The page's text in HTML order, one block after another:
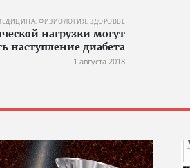
ФИЗИОЛОГИЯ, ЗДОРОВЬЕ
нагрузки могут
наступление диабета
1 августа 2018